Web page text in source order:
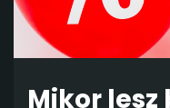
Mikor